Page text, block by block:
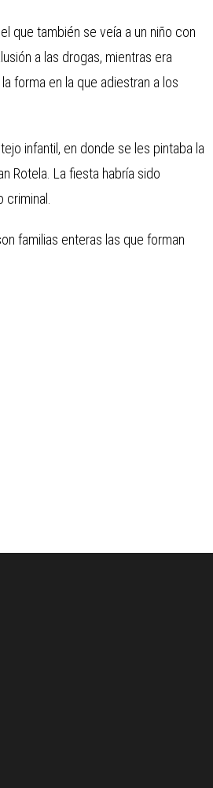
que también se veía a un niño con
a las drogas, mientras era
forma en la que adiestran a los
infantil, en donde se les pintaba la
Rotela. La fiesta habría sido
familias enteras las que forman